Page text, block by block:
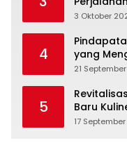
Hati dan
3 Oktober
4
yang
21
5
Baru
17